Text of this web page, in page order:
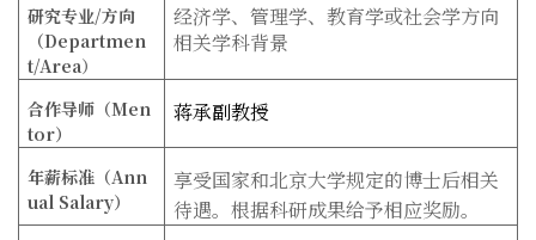
研究专业/方向
（Departmen
t/Area）
经济学、管理学、教育学或社会学方向
相关学科背景
合作导师（Men
tor）
蒋承副教授
年薪标准（Ann
ual Salary）
享受国家和北京大学规定的博士后相关
待遇。根据科研成果给予相应奖励。